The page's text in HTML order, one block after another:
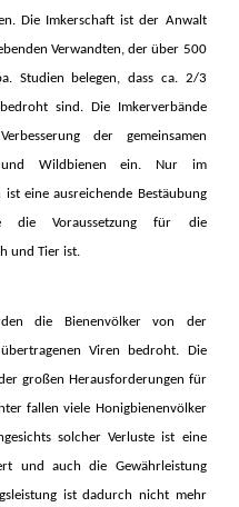
Die Imkerschaft ist der Anwalt
Verwandten, der über 500
Studien belegen, dass ca. 2/3
sind. Die Imkerverbände
der gemeinsamen
und Wildbienen ein. Nur im
eine ausreichende Bestäubung
die Voraussetzung für die
und Tier ist.
die Bienenvölker von der
Viren bedroht. Die
dergroßen Herausforderungen für
fallen viele Honigbienenvölker
solcher Verluste ist eine
und auch die Gewährleistung
ist dadurch nicht mehr